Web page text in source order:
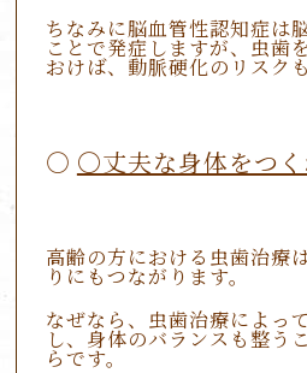
ちなみに脳血管性認知症は
ことで発症しますが、虫歯
おけば、動脈硬化のリスク
〇丈夫な身体をつく
高齢の方における虫歯治療
りにもつながります。
なぜなら、虫歯治療によっ
し、身体のバランスも整う
らです。